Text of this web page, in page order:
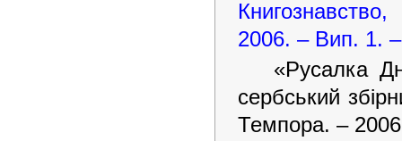
Книгознавство,
2006. – Вип. 1.
«Русалка
сербський
Темпора. –